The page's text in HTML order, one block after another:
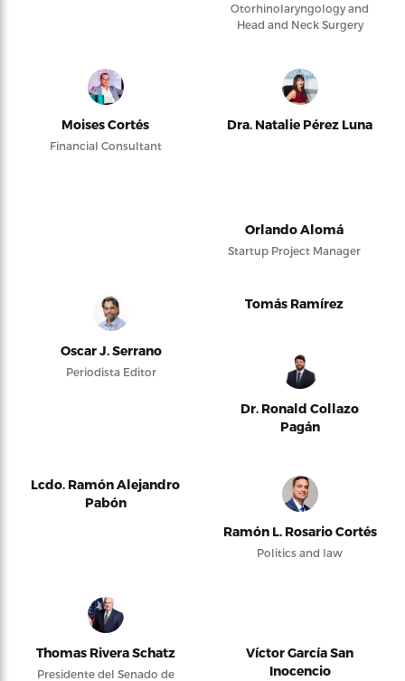
Otorhinolaryngology and
Head and Neck Surgery
Moises Cortés
Financial Consultant
Dra. Natalie Pérez Luna
Orlando Alomá
Startup Project Manager
Oscar J. Serrano
Periodista Editor
Tomás Ramírez
Dr. Ronald Collazo
Pagán
Lcdo. Ramón Alejandro
Pabón
Ramón L. Rosario Cortés
Politics and law
Thomas Rivera Schatz
Presidente del Senado de
Víctor García San
Inocencio